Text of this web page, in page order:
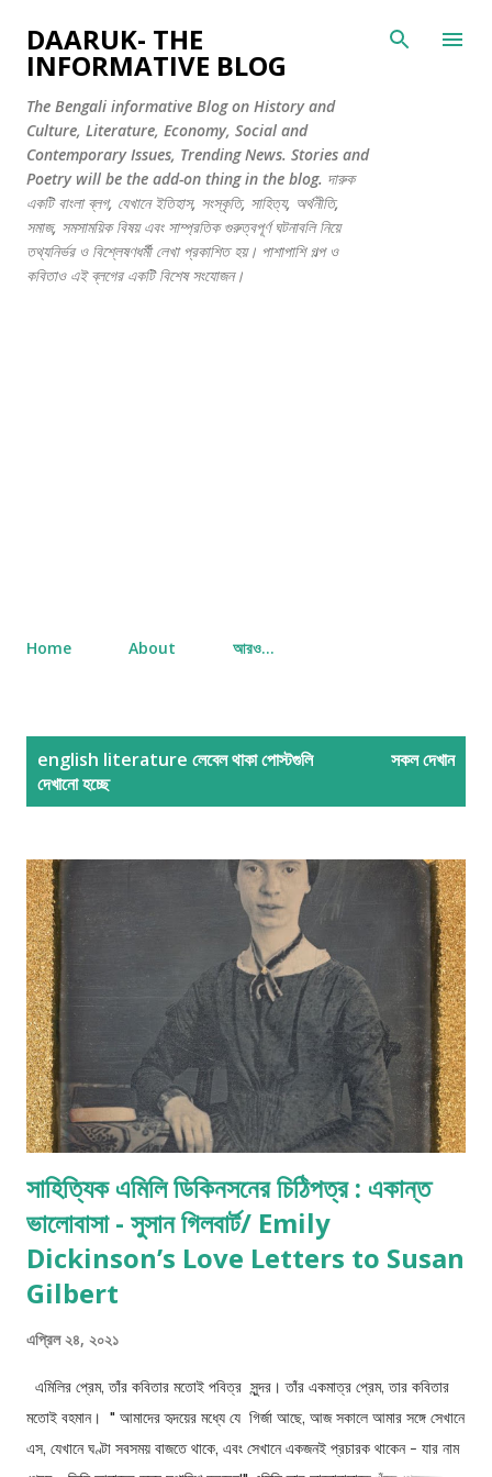
সরাসরি প্রধান সামগ্রীতে চলে যান
DAARUK- THE
INFORMATIVE BLOG
The Bengali informative Blog on History and
Culture, Literature, Economy, Social and
Contemporary Issues, Trending News. Stories and
Poetry will be the add-on thing in the blog. দারুক
একটি বাংলা ব্লগ, যেখানে ইতিহাস, সংস্কৃতি, সাহিত্য, অর্থনীতি,
সমাজ, সমসাময়িক বিষয় এবং সাম্প্রতিক গুরুত্বপূর্ণ ঘটনাবলি নিয়ে
তথ্যনির্ভর ও বিশ্লেষণধর্মী লেখা প্রকাশিত হয়। পাশাপাশি গল্প ও
কবিতাও এই ব্লগের একটি বিশেষ সংযোজন।
Home About আরও…
english literature লেবেল থাকা পোস্টগুলি
দেখানো হচ্ছে
সকল দেখান
সাহিত্যিক এমিলি ডিকিনসনের চিঠিপত্র : একান্ত
ভালোবাসা - সুসান গিলবার্ট/ Emily
Dickinson’s Love Letters to Susan
Gilbert
এপ্রিল ২৪, ২০২১
এমিলির প্রেম, তাঁর কবিতার মতোই পবিত্র সুন্দর। তাঁর একমাত্র প্রেম, তার কবিতার
মতোই বহমান। " আমাদের হৃদয়ের মধ্যে যে গির্জা আছে, আজ সকালে আমার সঙ্গে সেখানে
এস, যেখানে ঘণ্টা সবসময় বাজতে থাকে, এবং সেখানে একজনই প্রচারক থাকেন - যার নাম